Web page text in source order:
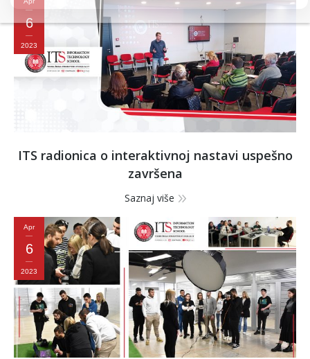
6
2023
ITS radionica o interaktivnoj nastavi uspešno
završena
Saznaj više
Apr
6
2023